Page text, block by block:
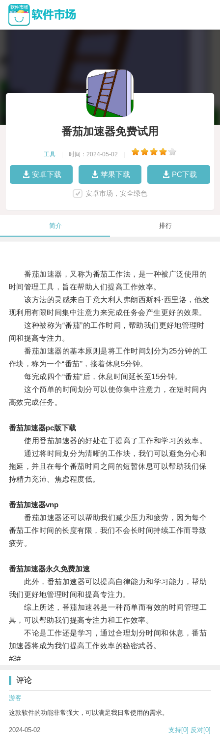
番茄加速器免费试用
工具 时间：2024-05-02
安卓下载 苹果下载 PC下载
安卓市场，安全绿色
简介 排行
番茄加速器，又称为番茄工作法，是一种被广泛使用的
时间管理工具，旨在帮助人们提高工作效率。
该方法的灵感来自于意大利人弗朗西斯科·西里洛，他发
现利用有限时间集中注意力来完成任务会产生更好的效果。
这种被称为“番茄”的工作时间，帮助我们更好地管理时
间和提高专注力。
番茄加速器的基本原则是将工作时间划分为25分钟的工
作块，称为一个“番茄”，接着休息5分钟。
每完成四个“番茄”后，休息时间延长至15分钟。
这个简单的时间划分可以使你集中注意力，在短时间内
高效完成任务。
番茄加速器pc版下载
使用番茄加速器的好处在于提高了工作和学习的效率。
通过将时间划分为清晰的工作块，我们可以避免分心和
拖延，并且在每个番茄时间之间的短暂休息可以帮助我们保
持精力充沛、焦虑程度低。
番茄加速器vnp
番茄加速器还可以帮助我们减少压力和疲劳，因为每个
番茄工作时间的长度有限，我们不会长时间持续工作而导致
疲劳。
番茄加速器永久免费加速
此外，番茄加速器可以提高自律能力和学习能力，帮助
我们更好地管理时间和提高专注力。
综上所述，番茄加速器是一种简单而有效的时间管理工
具，可以帮助我们提高专注力和工作效率。
不论是工作还是学习，通过合理划分时间和休息，番茄
加速器将成为我们提高工作效率的秘密武器。
#3#
评论
游客
这款软件的功能非常强大，可以满足我日常使用的需求。
2024-05-02 支持[0] 反对[0]